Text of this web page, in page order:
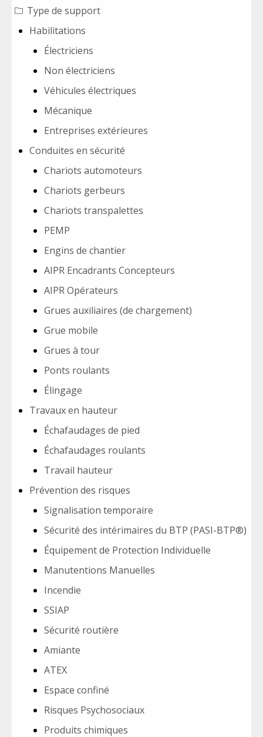
Type de support
Habilitations
Électriciens
Non électriciens
Véhicules électriques
Mécanique
Entreprises extérieures
Conduites en sécurité
Chariots automoteurs
Chariots gerbeurs
Chariots transpalettes
PEMP
Engins de chantier
AIPR Encadrants Concepteurs
AIPR Opérateurs
Grues auxiliaires (de chargement)
Grue mobile
Grues à tour
Ponts roulants
Élingage
Travaux en hauteur
Échafaudages de pied
Échafaudages roulants
Travail hauteur
Prévention des risques
Signalisation temporaire
Sécurité des intérimaires du BTP (PASI-BTP®)
Équipement de Protection Individuelle
Manutentions Manuelles
Incendie
SSIAP
Sécurité routière
Amiante
ATEX
Espace confiné
Risques Psychosociaux
Produits chimiques